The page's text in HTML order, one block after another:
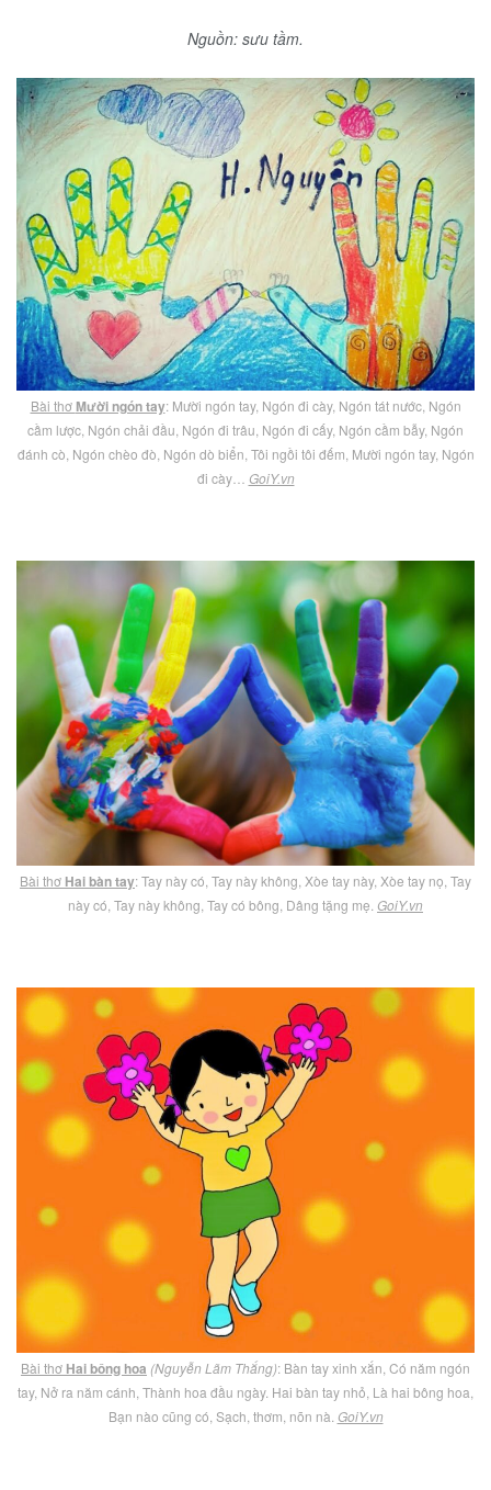
Nguồn: sưu tầm.
Bài thơ Mười ngón tay: Mười ngón tay, Ngón đi cày, Ngón tát nước, Ngón
cầm lược, Ngón chải đầu, Ngón đi trâu, Ngón đi cấy, Ngón cầm bẫy, Ngón
đánh cò, Ngón chèo đò, Ngón dò biển, Tôi ngồi tôi đếm, Mười ngón tay, Ngón
đi cày… GoiY.vn
Bài thơ Hai bàn tay: Tay này có, Tay này không, Xòe tay này, Xòe tay nọ, Tay
này có, Tay này không, Tay có bông, Dâng tặng mẹ. GoiY.vn
Bài thơ Hai bông hoa (Nguyễn Lãm Thắng): Bàn tay xinh xắn, Có năm ngón
tay, Nở ra năm cánh, Thành hoa đầu ngày. Hai bàn tay nhỏ, Là hai bông hoa,
Bạn nào cũng có, Sạch, thơm, nõn nà. GoiY.vn